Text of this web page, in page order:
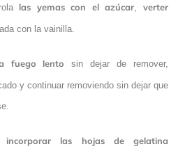
las yemas con el azúcar ,verter
con la vainilla.
a fuego lentosin dejar de remover,
y continuar removiendo sin dejar que
incorporar las hojas de gelatina